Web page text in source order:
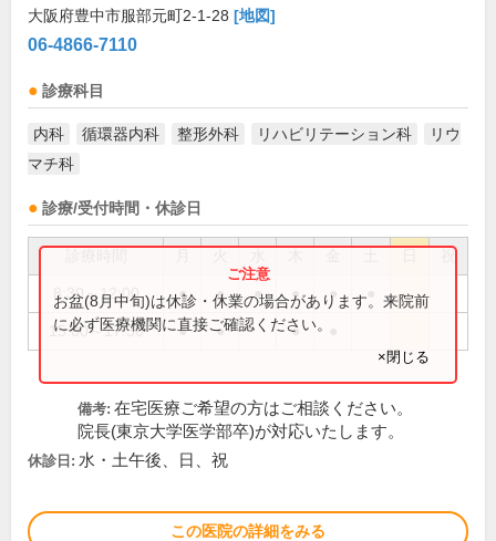
大阪府豊中市服部元町2-1-28 [地図]
06-4866-7110
診療科目
内科 循環器内科 整形外科 リハビリテーション科
リウ
マチ科
診療/受付時間・休診日
祝
8:30～12:00 ● ● ● ● ●
15:00～17:30 ● ● ●
お盆(8月中旬)は休診・休業の場合があります。来院前
に必ず医療機関に直接ご確認ください。
×閉じる
備考: 在宅医療ご希望の方はご相談ください。
院長(東京大学医学部卒)が対応いたします。
休診日: 水・土午後、日、祝
この医院の詳細をみる